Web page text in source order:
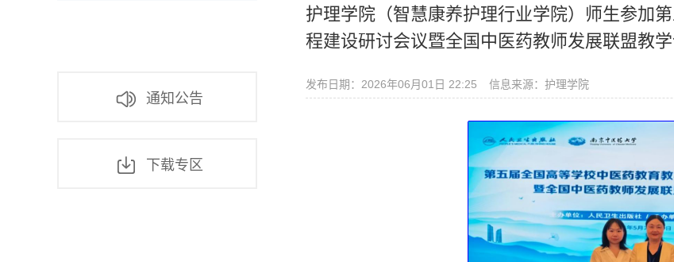
通知公告
下载专区
护理学院（智慧康养护理行业学院）师生参加
程建设研讨会议暨全国中医药教师发展联盟教
发布日期：2026年06月01日 22:25 信息来源：护理学院